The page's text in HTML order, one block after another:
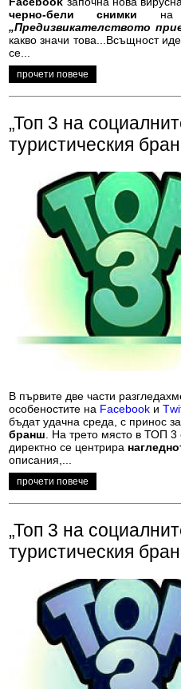
черно-бели снимки на
„Предизвикателството
какво значи това...Всъщност
се...
прочети повече
„Топ 3 на
туристическия
В първите две части
особеностите на Facebook и
бъдат удачна среда, с принос
бранш . На трето място в ТОП
директно се центрира
описания,...
прочети повече
„Топ 3 на
туристическия